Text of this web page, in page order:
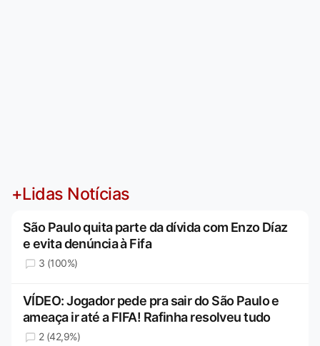
+Lidas Notícias
São Paulo quita parte da dívida com Enzo Díaz
e evita denúncia à Fifa
3 (100%)
VÍDEO: Jogador pede pra sair do São Paulo e
ameaça ir até a FIFA! Rafinha resolveu tudo
2 (42,9%)